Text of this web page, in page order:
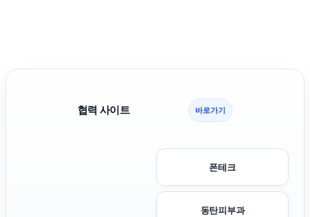
협력 사이트 바로가기
폰테크
동탄피부과